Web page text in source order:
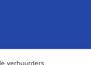
verhuurders